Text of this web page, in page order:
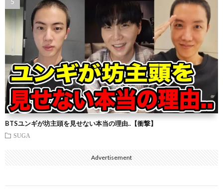
BTSユンギが坊主頭を見せない本当の理由..【衝撃】
SUGA
Advertisement